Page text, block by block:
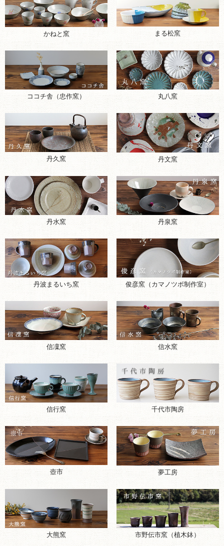
かねと窯 まる松窯
ココチ舎（忠作窯） 丸八窯
丹久窯 丹文窯
丹水窯 丹泉窯
丹波まるいち窯 俊彦窯（カマノツボ制作室）
信凜窯 信水窯
信行窯 千代市陶房
壺市 夢工房
大熊窯 市野伝市窯（植木鉢）